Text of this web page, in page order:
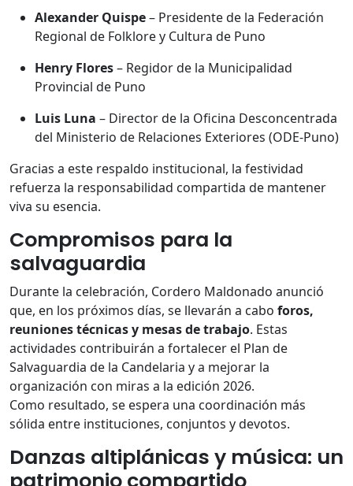
Alexander Quispe– Presidente de la Federación
Regional de Folklore y Cultura de Puno
Henry Flores– Regidor de la Municipalidad
Provincial de Puno
Luis Luna – Director de la Oficina Desconcentrada
del Ministerio de Relaciones Exteriores (ODE-Puno)
Gracias a este respaldo institucional, la festividad
refuerza la responsabilidad compartida de mantener
viva su esencia.
Compromisos para la
salvaguardia
Durante la celebración, Cordero Maldonado anunció
que, en los próximos días, se llevarán a cabo foros,
reuniones técnicas y mesas de trabajo. Estas
actividades contribuirán a fortalecer el Plan de
Salvaguardia de la Candelaria y a mejorar la
organización con miras a la edición 2026.
Como resultado, se espera una coordinación más
sólida entre instituciones, conjuntos y devotos.
Danzas altiplánicas y música: un